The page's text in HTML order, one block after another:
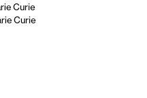
Curie
Curie